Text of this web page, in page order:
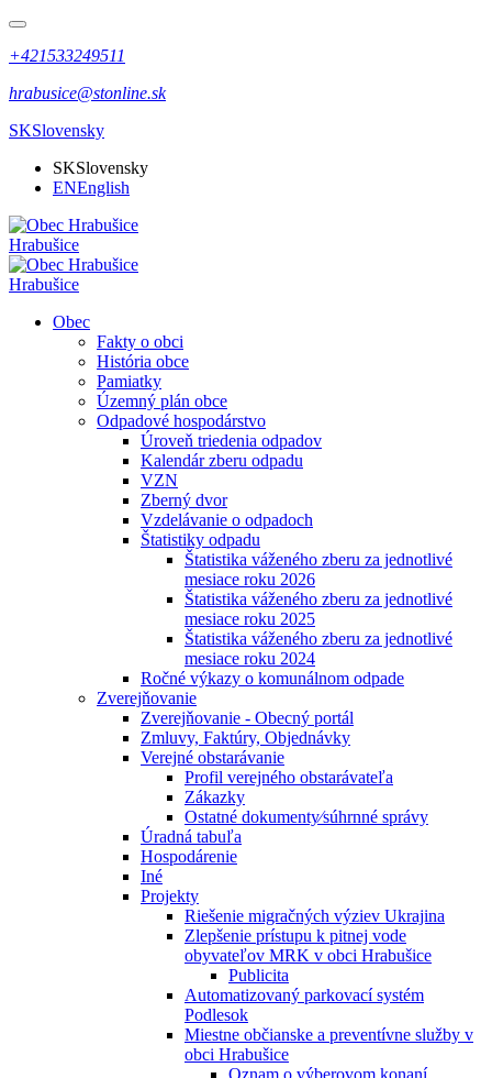
+421533249511
hrabusice@stonline.sk
SKSlovensky
SKSlovensky
ENEnglish
Hrabušice
Hrabušice
Obec
Fakty o obci
História obce
Pamiatky
Územný plán obce
Odpadové hospodárstvo
Úroveň triedenia odpadov
Kalendár zberu odpadu
VZN
Zberný dvor
Vzdelávanie o odpadoch
Štatistiky odpadu
Štatistika váženého zberu za jednotlivé
mesiace roku 2026
Štatistika váženého zberu za jednotlivé
mesiace roku 2025
Štatistika váženého zberu za jednotlivé
mesiace roku 2024
Ročné výkazy o komunálnom odpade
Zverejňovanie
Zverejňovanie - Obecný portál
Zmluvy, Faktúry, Objednávky
Verejné obstarávanie
Profil verejného obstarávateľa
Zákazky
Ostatné dokumenty⁄súhrnné správy
Úradná tabuľa
Hospodárenie
Iné
Projekty
Riešenie migračných výziev Ukrajina
Zlepšenie prístupu k pitnej vode
obyvateľov MRK v obci Hrabušice
Publicita
Automatizovaný parkovací systém
Podlesok
Miestne občianske a preventívne služby v
obci Hrabušice
Oznam o výberovom konaní